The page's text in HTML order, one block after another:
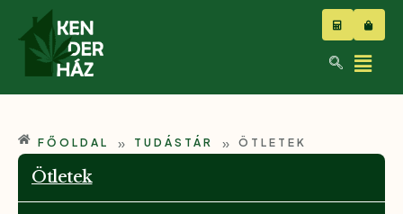
FŐOLDAL » TUDÁSTÁR » ÖTLETEK
Ötletek